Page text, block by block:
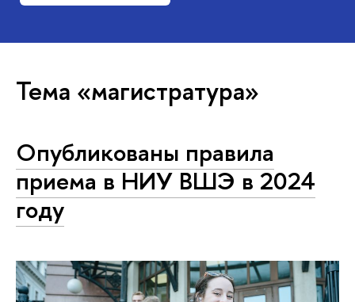
Тема «магистратура»
Опубликованы правила
приема в НИУ ВШЭ в 2024
году